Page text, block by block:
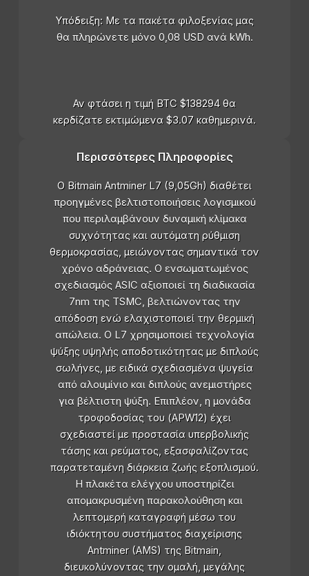
Υπόδειξη: Με τα πακέτα φιλοξενίας μας
θα πληρώνετε μόνο 0,08 USD ανά kWh.
Αν φτάσει η τιμή BTC $138294 θα
κερδίζατε εκτιμώμενα $3.07 καθημερινά.
Περισσότερες Πληροφορίες
Ο Bitmain Antminer L7 (9,05Gh) διαθέτει
προηγμένες βελτιστοποιήσεις λογισμικού
που περιλαμβάνουν δυναμική κλίμακα
συχνότητας και αυτόματη ρύθμιση
θερμοκρασίας, μειώνοντας σημαντικά τον
χρόνο αδράνειας. Ο ενσωματωμένος
σχεδιασμός ASIC αξιοποιεί τη διαδικασία
7nm της TSMC, βελτιώνοντας την
απόδοση ενώ ελαχιστοποιεί την θερμική
απώλεια. Ο L7 χρησιμοποιεί τεχνολογία
ψύξης υψηλής αποδοτικότητας με διπλούς
σωλήνες, με ειδικά σχεδιασμένα ψυγεία
από αλουμίνιο και διπλούς ανεμιστήρες
για βέλτιστη ψύξη. Επιπλέον, η μονάδα
τροφοδοσίας του (APW12) έχει
σχεδιαστεί με προστασία υπερβολικής
τάσης και ρεύματος, εξασφαλίζοντας
παρατεταμένη διάρκεια ζωής εξοπλισμού.
Η πλακέτα ελέγχου υποστηρίζει
απομακρυσμένη παρακολούθηση και
λεπτομερή καταγραφή μέσω του
ιδιόκτητου συστήματος διαχείρισης
Antminer (AMS) της Bitmain,
διευκολύνοντας την ομαλή, μεγάλης